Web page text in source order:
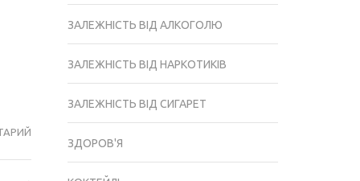
ВИХОДУ
ЗАЛЕЖНІСТЬ ВІД АЛКОГОЛЮ
ЗАЛЕЖНІСТЬ ВІД НАРКОТИКІВ
ЗАЛЕЖНІСТЬ ВІД СИГАРЕТ
ЗДОРОВ'Я